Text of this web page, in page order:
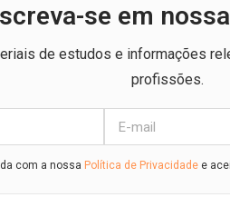
se em
de estudos e informações
profissões.
com a nossa Política de Privacidade e